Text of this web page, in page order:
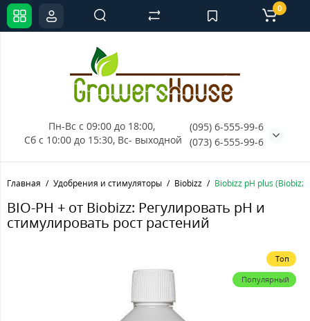
Пн-Вс с 09:00 до 18:00,
Сб с 10:00 до 15:30, Вс- выходной
(095) 6-555-99-6
(073) 6-555-99-6
0
Главная Удобрения и стимуляторы Biobizz Biobizz pH plus (Biobizz
BIO-PH + от Biobizz: Регулировать pH и
стимулировать рост растений
Топ
Популярный